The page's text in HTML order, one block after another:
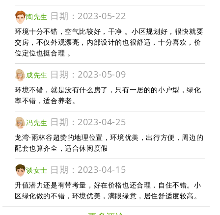
陶先生 日期：2023-05-22
环境十分不错，空气比较好，干净 。小区规划好，很快就要
交房，不仅外观漂亮，内部设计的也很舒适，十分喜欢，价
位定位也挺合理 。
成先生 日期：2023-05-09
环境不错，就是没有什么房了，只有一居的的小户型，绿化
率不错，适合养老。
冯先生 日期：2023-04-25
龙湾·雨林谷超赞的地理位置，环境优美，出行方便，周边的
配套也算齐全，适合休闲度假
谈女士 日期：2023-04-15
升值潜力还是有带考量，好在价格也还合理，自住不错。小
区绿化做的不错，环境优美，满眼绿意，居住舒适度较高。